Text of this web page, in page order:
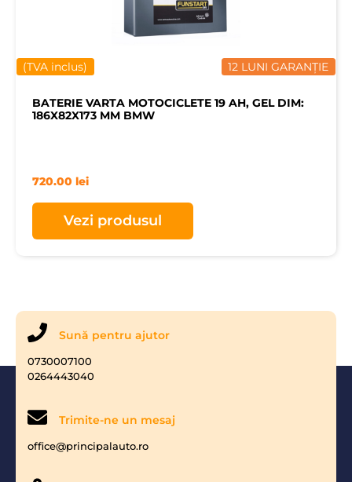
12 LUNI GARANȚIE
(TVA inclus)
BATERIE VARTA MOTOCICLETE 19 AH, GEL DIM:
186X82X173 MM BMW
720.00 lei
Vezi produsul
Sună pentru ajutor
0730007100
0264443040
Trimite-ne un mesaj
office@principalauto.ro